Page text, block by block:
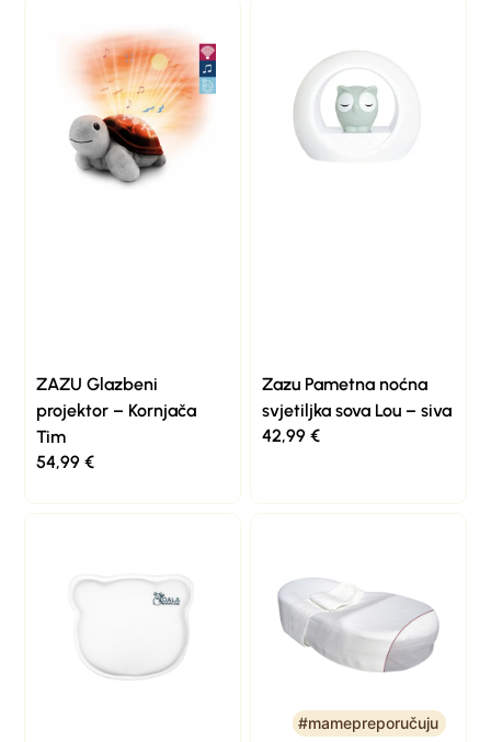
ZAZU Glazbeni
projektor – Kornjača
Tim
54,99€
Zazu Pametna noćna
svjetiljka sova Lou – siva
42,99 €
#mamepreporučuju
#mamepreporučuju